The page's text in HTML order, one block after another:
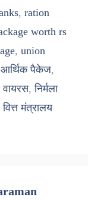
, ration
worth rs
, union
आर्थिक पैकेज,
वायरस,निर्मला
वित्त मंत्रालय